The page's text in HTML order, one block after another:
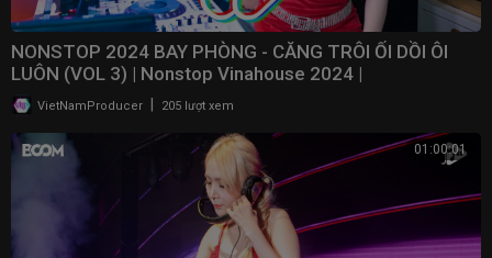
NONSTOP 2024 BAY PHÒNG - CĂNG TRÔI ỐI DỒI ÔI
LUÔN (VOL 3) | Nonstop Vinahouse 2024 | ​
⁠@NONSTOPVNDJ
VietNamProducer 205 lượt xem
01:00:01